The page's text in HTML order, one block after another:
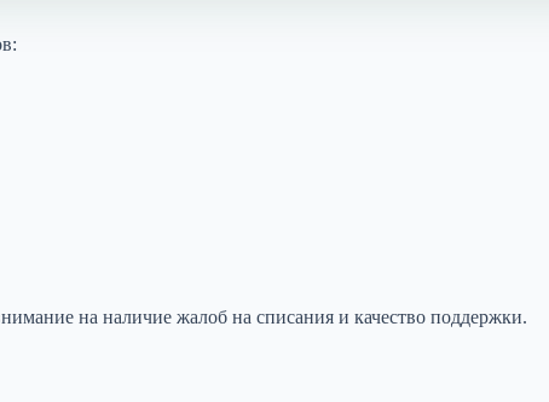
на наличие жалоб на списания и качество поддержки.